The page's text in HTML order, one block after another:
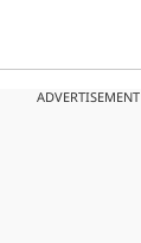
ADVERTISEMENT